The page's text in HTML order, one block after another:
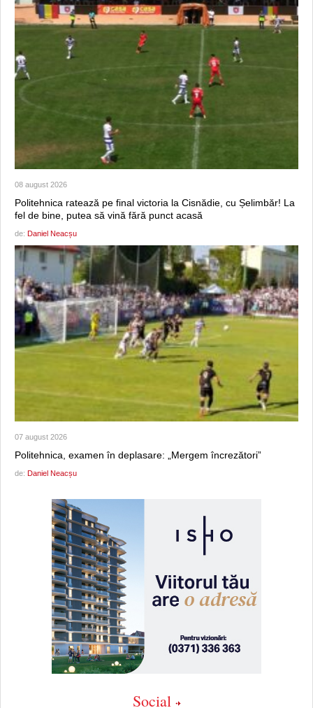
08 august 2026
Politehnica ratează pe final victoria la Cisnădie, cu Șelimbăr! La
fel de bine, putea să vină fără punct acasă
de: Daniel Neacșu
07 august 2026
Politehnica, examen în deplasare: „Mergem încrezători”
de: Daniel Neacșu
Social